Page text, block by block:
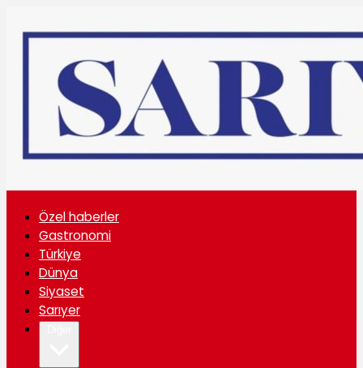
Özel haberler
Gastronomi
Türkiye
Dünya
Siyaset
Sarıyer